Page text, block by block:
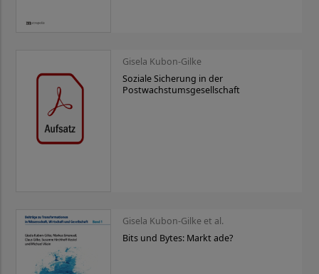
Gisela Kubon-Gilke
Soziale Sicherung in der
Postwachstumsgesellschaft
Gisela Kubon-Gilke et al.
Bits und Bytes: Markt ade?